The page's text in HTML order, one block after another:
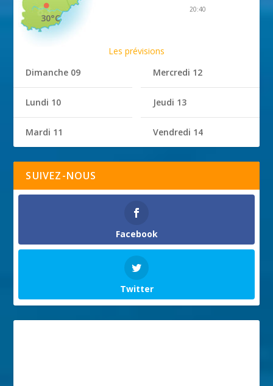
30°C
20:40
Les prévisions
Dimanche 09
Lundi 10
Mardi 11
Mercredi 12
Jeudi 13
Vendredi 14
SUIVEZ-NOUS
Facebook
Twitter